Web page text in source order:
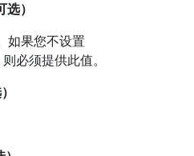
选）
如果您不设置
则必须提供此值。